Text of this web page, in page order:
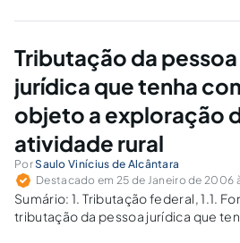
vigentes e a racionalização dos
emergenciais ou de metas transitórias
permitiu falhas daninhas. Há
uma...
Tributação da pessoa
jurídica que tenha
objeto a exploração
atividade rural
PorSaulo Vinícius de Alcântara
Destacado em 25 de Janeiro de 2006
Sumário: 1. Tributação federal, 1.1.
tributação da pessoa jurídica que